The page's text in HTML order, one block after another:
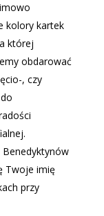
kolory kartek
której
obdarować
, czy
Benedyktynów
Twoje imię
przy